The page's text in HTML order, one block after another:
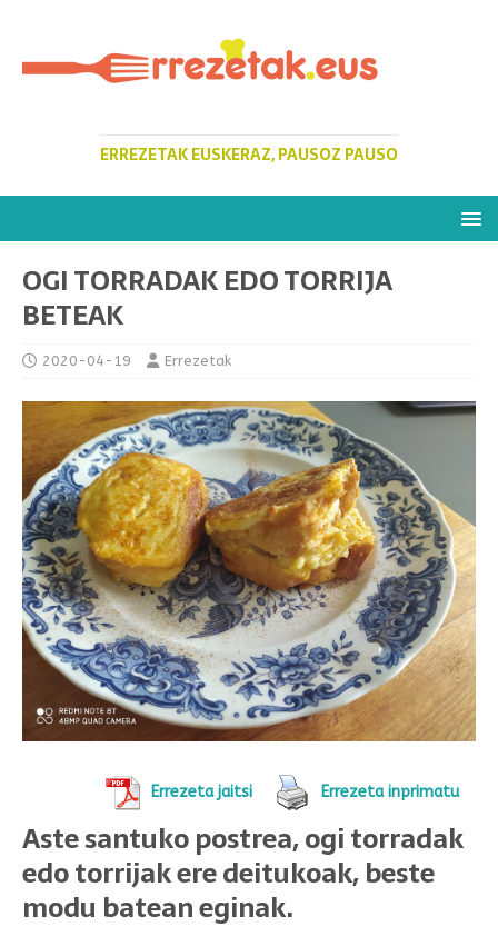
ERREZETAK EUSKERAZ, PAUSOZ PAUSO
OGI TORRADAK EDO TORRIJA
BETEAK
2020-04-19 Errezetak
Errezeta jaitsi Errezeta inprimatu
Aste santuko postrea, ogi torradak
edo torrijak ere deitukoak, beste
modu batean eginak.